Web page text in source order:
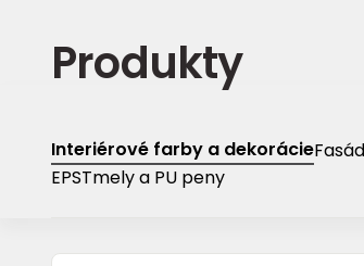
Produkty
Interiérové farby a dekorácie
EPSTmely a PU peny